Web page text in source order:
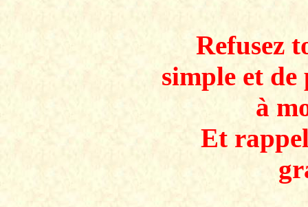
Refusez
simple et
à
Et